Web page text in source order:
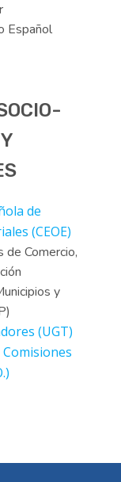
Español
de
(CEOE)
de Comercio,
y
(UGT)